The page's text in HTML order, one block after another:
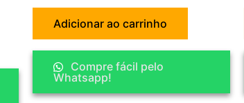
Adicionar ao carrinho
Compre fácil pelo
Whatsapp!